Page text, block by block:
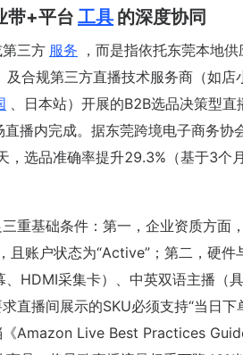
带+平台 工具 的深度协同
三方 服务 ，而是指依托东莞本地
合规第三方直播技术服务商（如
、日本站）开展的B2B选品决策型
播内完成。据东莞跨境电子商务
选品准确率提升29.3%（基于3个
重基础条件：第一，企业资质方面
账户状态为“Active”；第二，硬
HDMI采集卡）、中英双语主播（
直播间展示的SKU必须支持“当日
Amazon Live Best Practices